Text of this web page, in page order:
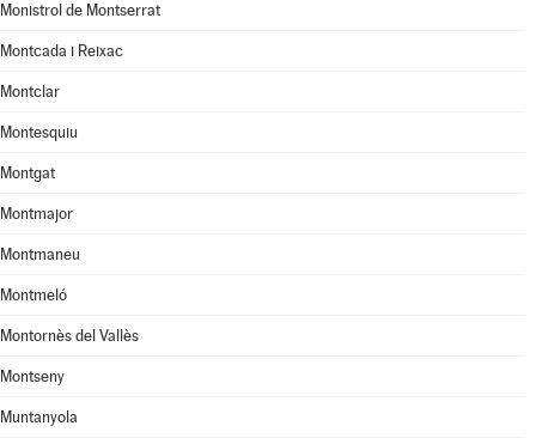
Monistrol de Montserrat
Montcada i Reixac
Montclar
Montesquiu
Montgat
Montmajor
Montmaneu
Montmeló
Montornès del Vallès
Montseny
Muntanyola